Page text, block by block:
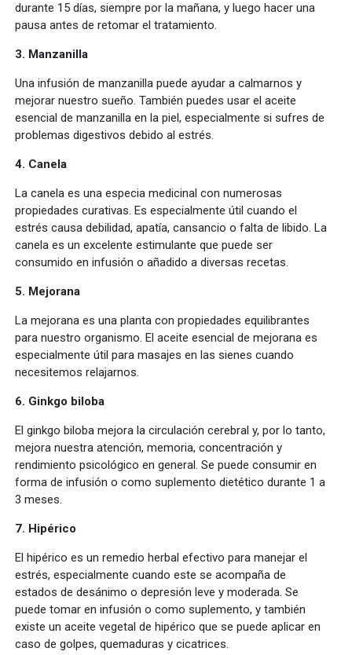
durante 15 días, siempre por la mañana, y luego hacer una
pausa antes de retomar el tratamiento.
3. Manzanilla
Una infusión de manzanilla puede ayudar a calmarnos y
mejorar nuestro sueño. También puedes usar el aceite
esencial de manzanilla en la piel, especialmente si sufres de
problemas digestivos debido al estrés.
4. Canela
La canela es una especia medicinal con numerosas
propiedades curativas. Es especialmente útil cuando el
estrés causa debilidad, apatía, cansancio o falta de libido. La
canela es un excelente estimulante que puede ser
consumido en infusión o añadido a diversas recetas.
5. Mejorana
La mejorana es una planta con propiedades equilibrantes
para nuestro organismo. El aceite esencial de mejorana es
especialmente útil para masajes en las sienes cuando
necesitemos relajarnos.
6. Ginkgo biloba
El ginkgo biloba mejora la circulación cerebral y, por lo tanto,
mejora nuestra atención, memoria, concentración y
rendimiento psicológico en general. Se puede consumir en
forma de infusión o como suplemento dietético durante 1 a
3 meses.
7. Hipérico
El hipérico es un remedio herbal efectivo para manejar el
estrés, especialmente cuando este se acompaña de
estados de desánimo o depresión leve y moderada. Se
puede tomar en infusión o como suplemento, y también
existe un aceite vegetal de hipérico que se puede aplicar en
caso de golpes, quemaduras y cicatrices.